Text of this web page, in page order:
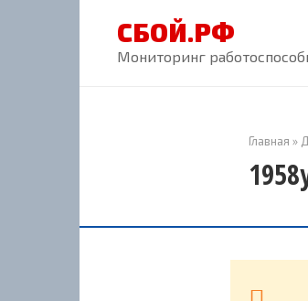
СБОЙ.РФ
Мониторинг
Главная »